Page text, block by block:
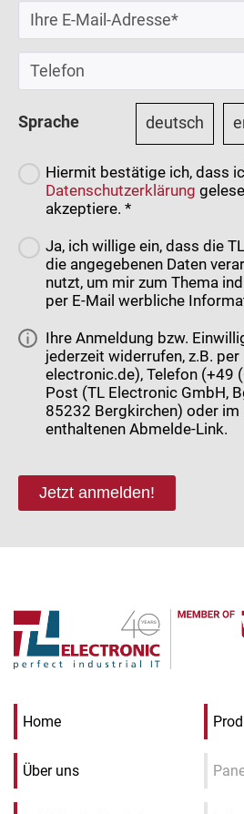
Sprache deutsch
Hiermit bestätige ich, dass
Datenschutzerklärung
akzeptiere. *
Ja, ich willige ein, dass die
die angegebenen Daten
nutzt, um mir zum Thema
per E-Mail werbliche
Ihre Anmeldung bzw.
jederzeit widerrufen, z.B.
electronic.de), Telefon (+49
Post (TL Electronic GmbH,
85232 Bergkirchen) oder
enthaltenen Abmelde-Link.
Jetzt anmelden!
Home
Über uns